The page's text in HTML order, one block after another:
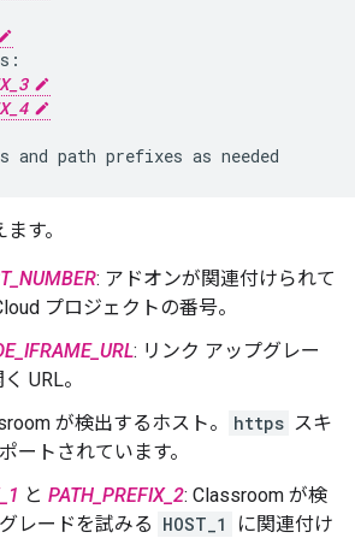
す。
: アドオンが関連付けられて
プロジェクトの番号。
: リンク アップグレー
URL。
が検出するホスト。 https スキ
ートされています。
と PATH_PREFIX_2: Classroom が検
レードを試みる HOST_1
に関連付け